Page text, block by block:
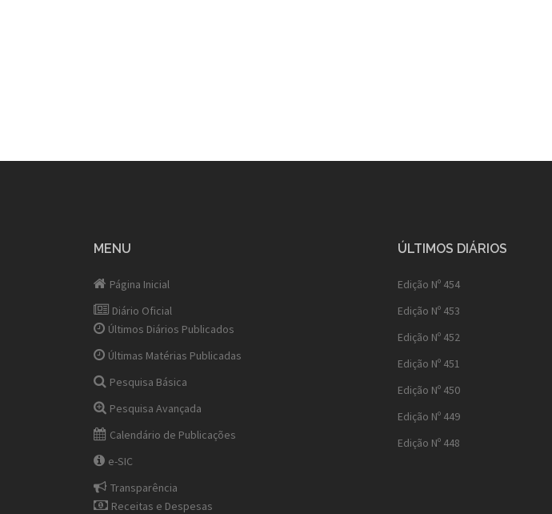
MENU
Página Inicial
Diário Oficial
Últimos Diários Publicados
Últimas Matérias Publicadas
Pesquisa Básica
Pesquisa Avançada
Calendário de Publicações
e-SIC
Transparência
Receitas e Despesas
ÚLTIMOS DIÁRIOS
Edição Nº 454
Edição Nº 453
Edição Nº 452
Edição Nº 451
Edição Nº 450
Edição Nº 449
Edição Nº 448